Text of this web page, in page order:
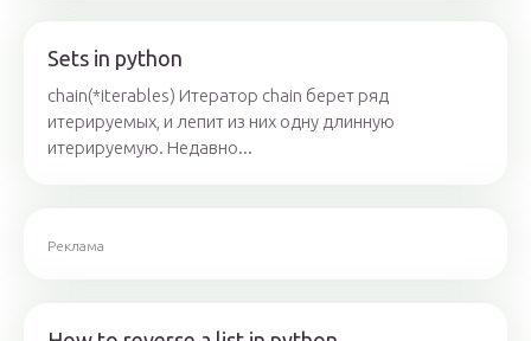
Sets in python
chain(*iterables) Итератор chain берет ряд
итерируемых, и лепит из них одну длинную
итерируемую. Недавно...
Реклама